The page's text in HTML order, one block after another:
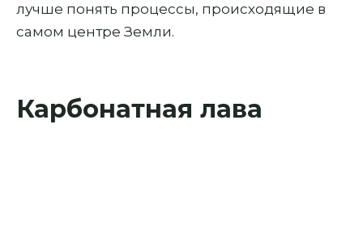
лучше понять процессы, происходящие в
самом центре Земли.
Карбонатная лава